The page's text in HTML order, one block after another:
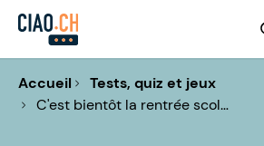
Accueil
Tests, quiz et jeux
C'est bientôt la rentrée scol…